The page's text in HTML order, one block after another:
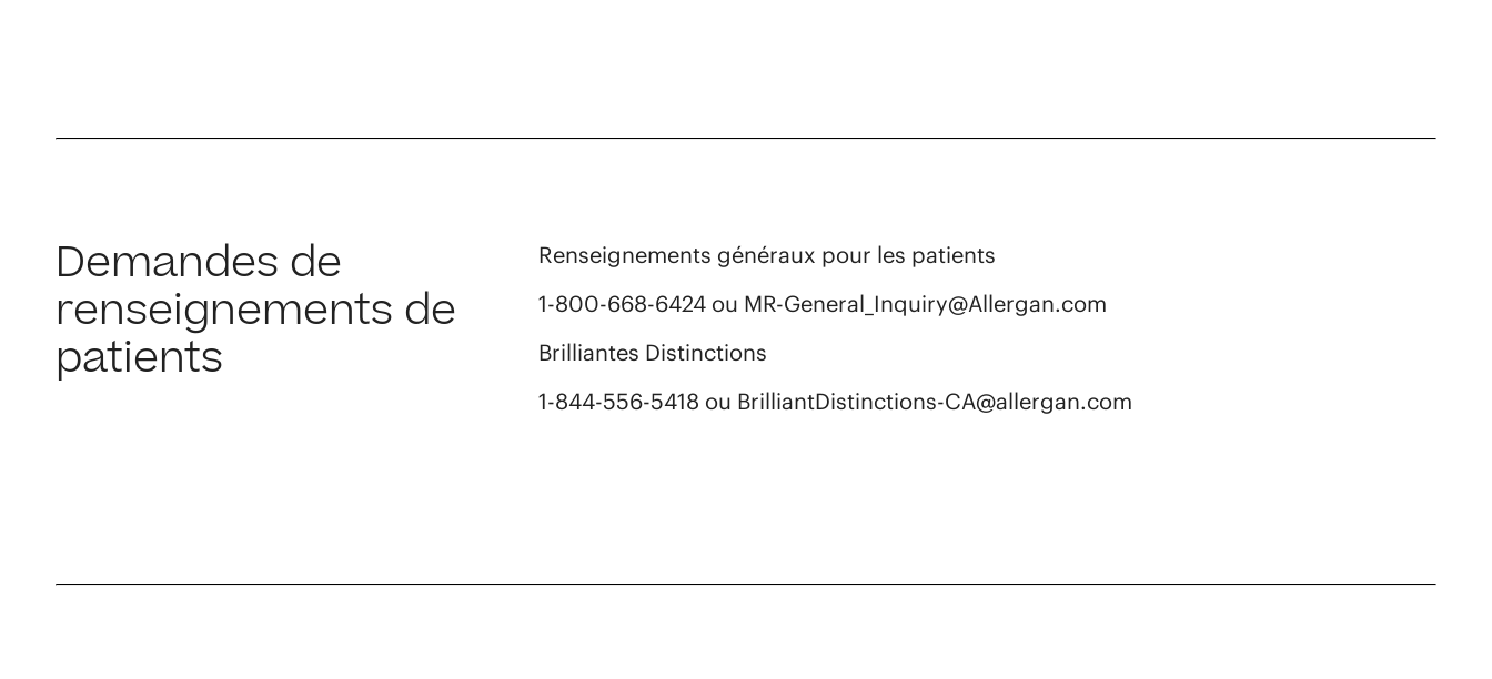
Demandes de
renseignements de
patients​
Renseignements généraux pour les patients
1-800-668-6424 ou MR-General_Inquiry@Allergan.com
Brilliantes Distinctions ​
1-844-556-5418 ou BrilliantDistinctions-CA@allergan.com